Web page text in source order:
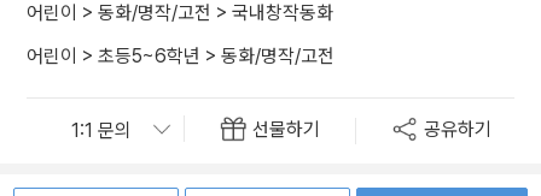
어린이 > 동화/명작/고전 > 국내창작동화
어린이 > 초등5~6학년 > 동화/명작/고전
선물하기 공유하기